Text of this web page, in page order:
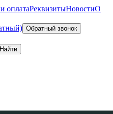
оплатаРеквизитыНовостиО
Обратный звонок
Найти